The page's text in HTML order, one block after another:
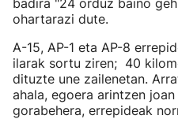
badira "24 orduz baino
ohartarazi dute.
A-15, AP-1 eta AP-8
ilarak sortu ziren; 40
dituzte une zailenetan.
ahala, egoera arintzen
gorabehera, errepideak